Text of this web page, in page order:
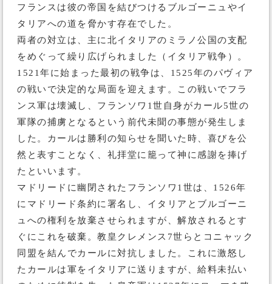
フランスは彼の帝国を結びつけるブルゴーニュやイ
タリアへの道を脅かす存在でした。
両者の対立は、主に北イタリアのミラノ公国の支配
をめぐって繰り広げられました（イタリア戦争）。
1521年に始まった最初の戦争は、1525年のパヴィア
の戦いで決定的な局面を迎えます。この戦いでフラ
ンス軍は壊滅し、フランソワ1世自身がカール5世の
軍隊の捕虜となるという前代未聞の事態が発生しま
した。カールは勝利の知らせを聞いた時、喜びを公
然と表すことなく、礼拝堂に籠って神に感謝を捧げ
たといいます。
マドリードに幽閉されたフランソワ1世は、1526年
にマドリード条約に署名し、イタリアとブルゴーニ
ュへの権利を放棄させられますが、解放されるとす
ぐにこれを破棄。教皇クレメンス7世らとコニャック
同盟を結んでカールに対抗しました。これに激怒し
たカールは軍をイタリアに送りますが、給料未払い